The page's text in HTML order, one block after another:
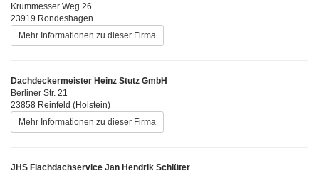
Krummesser Weg 26
23919 Rondeshagen
Mehr Informationen zu dieser Firma
Dachdeckermeister Heinz Stutz GmbH
Berliner Str. 21
23858 Reinfeld (Holstein)
Mehr Informationen zu dieser Firma
JHS Flachdachservice Jan Hendrik Schlüter